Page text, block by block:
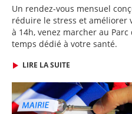
Un rendez-vous mensuel
réduire le stress et améliorer
à 14h, venez marcher au
temps dédié à votre santé.
LIRE LA SUITE